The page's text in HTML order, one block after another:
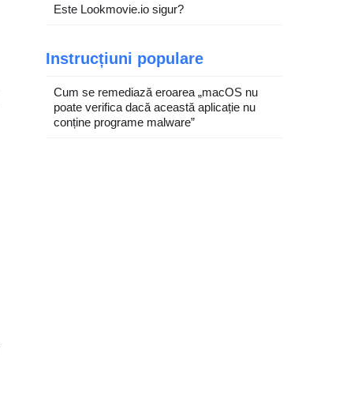
Este Lookmovie.io sigur?
Instrucțiuni populare
Cum se remediază eroarea „macOS nu
poate verifica dacă această aplicație nu
conține programe malware”